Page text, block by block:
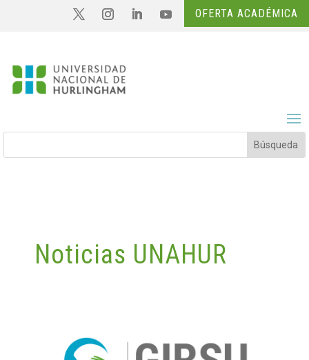
OFERTA ACADÉMICA
Noticias UNAHUR